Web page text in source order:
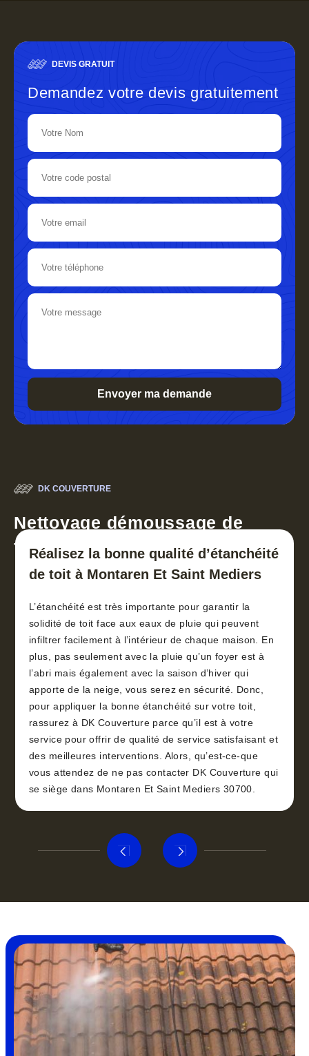
DEVIS GRATUIT
Demandez votre devis gratuitement
DK COUVERTURE
Nettoyage démoussage de
toiture 30
Réalisez la bonne qualité d’étanchéité
de toit à Montaren Et Saint Mediers
L’étanchéité est très importante pour garantir la
solidité de toit face aux eaux de pluie qui peuvent
infiltrer facilement à l’intérieur de chaque maison. En
plus, pas seulement avec la pluie qu’un foyer est à
l’abri mais également avec la saison d’hiver qui
apporte de la neige, vous serez en sécurité. Donc,
pour appliquer la bonne étanchéité sur votre toit,
rassurez à DK Couverture parce qu’il est à votre
service pour offrir de qualité de service satisfaisant et
des meilleures interventions. Alors, qu’est-ce-que
vous attendez de ne pas contacter DK Couverture qui
se siège dans Montaren Et Saint Mediers 30700.